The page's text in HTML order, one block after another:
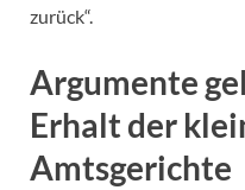
zurück“.
Argumente
Erhalt der
Amtsgerichte